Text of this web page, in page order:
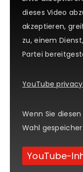
dieses Video
akzeptieren,
zu, einem
Partei
YouTube
Wenn Sie
Wahl
YouTube-